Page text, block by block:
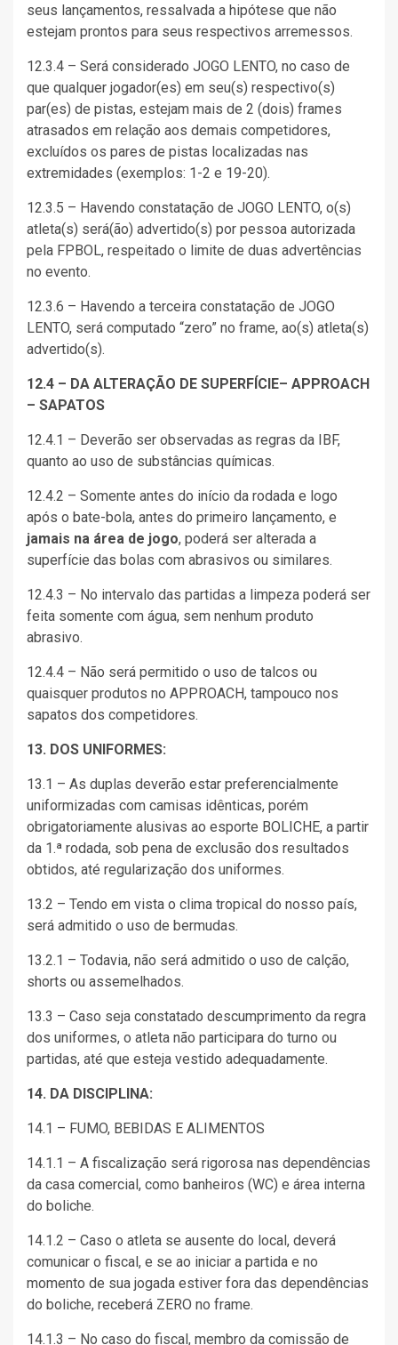
seus lançamentos, ressalvada a hipótese que não
estejam prontos para seus respectivos arremessos.
12.3.4 – Será considerado JOGO LENTO, no caso de
que qualquer jogador(es) em seu(s) respectivo(s)
par(es) de pistas, estejam mais de 2 (dois) frames
atrasados em relação aos demais competidores,
excluídos os pares de pistas localizadas nas
extremidades (exemplos: 1-2 e 19-20).
12.3.5 – Havendo constatação de JOGO LENTO, o(s)
atleta(s) será(ão) advertido(s) por pessoa autorizada
pela FPBOL, respeitado o limite de duas advertências
no evento.
12.3.6 – Havendo a terceira constatação de JOGO
LENTO, será computado “zero” no frame, ao(s) atleta(s)
advertido(s).
12.4 – DA ALTERAÇÃO DE SUPERFÍCIE– APPROACH
– SAPATOS
12.4.1 – Deverão ser observadas as regras da IBF,
quanto ao uso de substâncias químicas.
12.4.2 – Somente antes do início da rodada e logo
após o bate-bola, antes do primeiro lançamento, e
jamais na área de jogo, poderá ser alterada a
superfície das bolas com abrasivos ou similares.
12.4.3 – No intervalo das partidas a limpeza poderá ser
feita somente com água, sem nenhum produto
abrasivo.
12.4.4 – Não será permitido o uso de talcos ou
quaisquer produtos no APPROACH, tampouco nos
sapatos dos competidores.
13. DOS UNIFORMES:
13.1 – As duplas deverão estar preferencialmente
uniformizadas com camisas idênticas, porém
obrigatoriamente alusivas ao esporte BOLICHE, a partir
da 1.ª rodada, sob pena de exclusão dos resultados
obtidos, até regularização dos uniformes.
13.2 – Tendo em vista o clima tropical do nosso país,
será admitido o uso de bermudas.
13.2.1 – Todavia, não será admitido o uso de calção,
shorts ou assemelhados.
13.3 – Caso seja constatado descumprimento da regra
dos uniformes, o atleta não participara do turno ou
partidas, até que esteja vestido adequadamente.
14. DA DISCIPLINA:
14.1 – FUMO, BEBIDAS E ALIMENTOS
14.1.1 – A fiscalização será rigorosa nas dependências
da casa comercial, como banheiros (WC) e área interna
do boliche.
14.1.2 – Caso o atleta se ausente do local, deverá
comunicar o fiscal, e se ao iniciar a partida e no
momento de sua jogada estiver fora das dependências
do boliche, receberá ZERO no frame.
14.1.3 – No caso do fiscal, membro da comissão de